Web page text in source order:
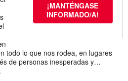
¡MANTÉNGASE
INFORMADO/A!
todo lo que nos rodea, en lugares
de personas inesperadas y…